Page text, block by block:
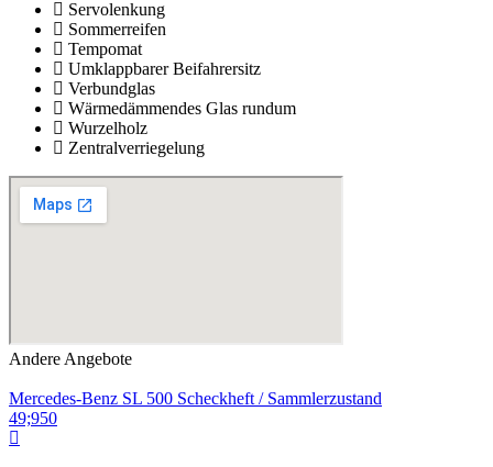
Servolenkung
Sommerreifen
Tempomat
Umklappbarer Beifahrersitz
Verbundglas
Wärmedämmendes Glas rundum
Wurzelholz
Zentralverriegelung
Andere Angebote
Mercedes-Benz SL 500 Scheckheft / Sammlerzustand
49;950